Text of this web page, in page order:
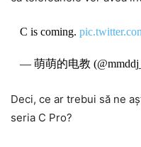
C is coming.
— 萌萌的电教
Deci, ce ar trebui să ne
seria C Pro?